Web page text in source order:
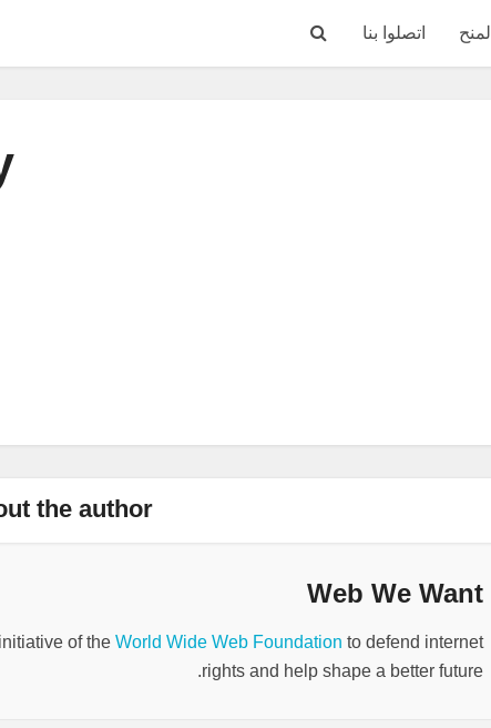
المنح اتصلوا بنا
the author
Web We Want
of the World Wide Web Foundation to defend internet
rights and help shape a better future.